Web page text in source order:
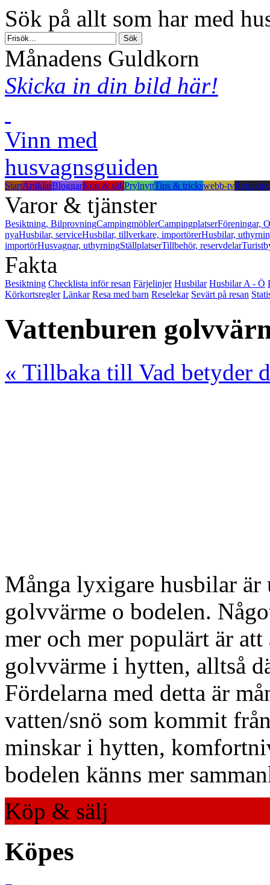
Sök på allt som har med
Månadens Guldkorn
Skicka in din bild här!
Vinn med
husvagnsguiden
StartArtiklarBloggarKöp & säljPrylnyttTips & trickswebb-tv
Varor & tjänster
Besiktning, BilprovningCampingmöblerCampingplatserFöreningar,
nyaHusbilar, serviceHusbilar, tillverkare, importörerHusbilar,
importörHusvagnar, uthyrningStällplatserTillbehör, reservdelar
Fakta
Besiktning Checklista inför resan Färjelinjer Husbilar Husbilar A - Ö
Körkortsregler Länkar Resa med barn Reselekar Sevärt på resan
Vattenburen
« Tillbaka till Vad betyder
Många lyxigare husbilar är
golvvärme o bodelen.
mer och mer populärt är
golvvärme i hytten, alltså
Fördelarna med detta är
vatten/snö som kommit
minskar i hytten,
bodelen känns mer
Köp & sälj
Köpes